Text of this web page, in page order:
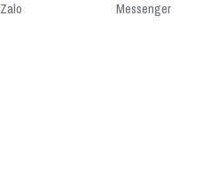
Zalo Messenger